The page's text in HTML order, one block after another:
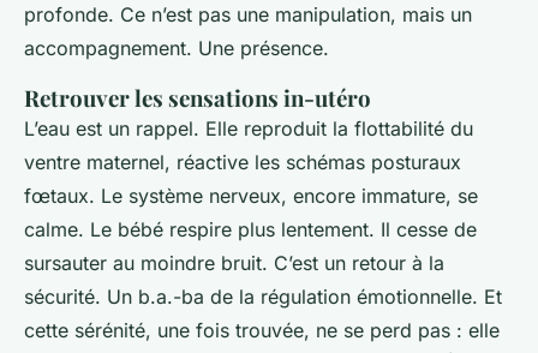
profonde. Ce n’est pas une manipulation, mais un
accompagnement. Une présence.
Retrouver les sensations in-utéro
L’eau est un rappel. Elle reproduit la flottabilité du
ventre maternel, réactive les schémas posturaux
fœtaux. Le système nerveux, encore immature, se
calme. Le bébé respire plus lentement. Il cesse de
sursauter au moindre bruit. C’est un retour à la
sécurité. Un b.a.-ba de la régulation émotionnelle. Et
cette sérénité, une fois trouvée, ne se perd pas : elle